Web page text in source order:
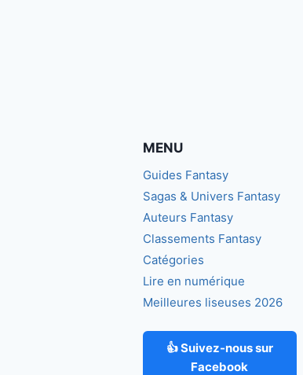
MENU
Guides Fantasy
Sagas & Univers Fantasy
Auteurs Fantasy
Classements Fantasy
Catégories
Lire en numérique
Meilleures liseuses 2026
👍 Suivez-nous sur
Facebook